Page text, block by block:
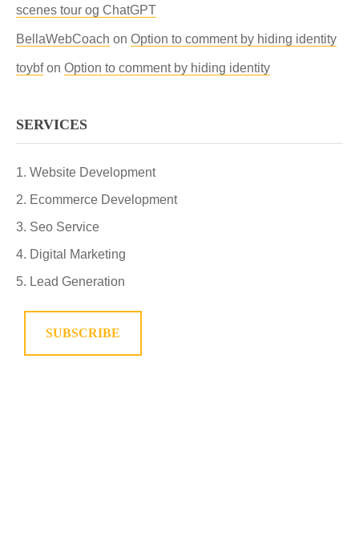
scenes tour og ChatGPT
BellaWebCoach on Option to comment by hiding identity
toybfon Option to comment by hiding identity
SERVICES
Website Development
Ecommerce Development
Seo Service
Digital Marketing
Lead Generation
SUBSCRIBE